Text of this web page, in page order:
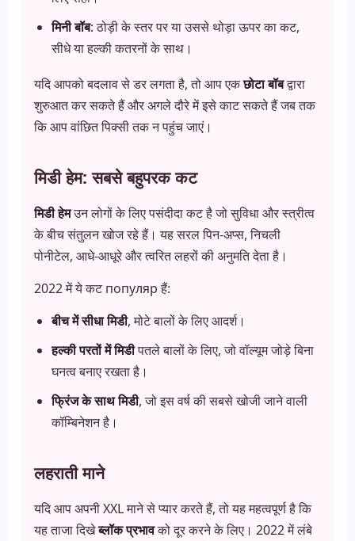
मिनी बॉब: ठोड़ी के स्तर पर या उससे थोड़ा ऊपर का कट,
सीधे या हल्की कतरनों के साथ।
यदि आपको बदलाव से डर लगता है, तो आप एकछोटा बॉबद्वारा
शुरुआत कर सकते हैं और अगले दौरे में इसे काट सकते हैं जब तक
कि आप वांछित पिक्सी तक न पहुंच जाएं।
मिडी हेम: सबसे बहुपरक कट
मिडी हेमउन लोगों के लिए पसंदीदा कट है जो सुविधा और स्त्रीत्व
के बीच संतुलन खोज रहे हैं। यह सरल पिन-अप्स, निचली
पोनीटेल, आधे-आधूरे और त्वरित लहरों की अनुमति देता है।
2022 में ये कट популяр हैं:
बीच में सीधा मिडी, मोटे बालों के लिए आदर्श।
हल्की परतों में मिडीपतले बालों के लिए, जो वॉल्यूम जोड़े बिना
घनत्व बनाए रखता है।
फ्रिंज के साथ मिडी, जो इस वर्ष की सबसे खोजी जाने वाली
कॉम्बिनेशन है।
लहराती माने
यदि आप अपनी XXL माने से प्यार करते हैं, तो यह महत्वपूर्ण है कि
यह ताजा दिखेब्लॉक प्रभावको दूर करने के लिए। 2022 में लंबे